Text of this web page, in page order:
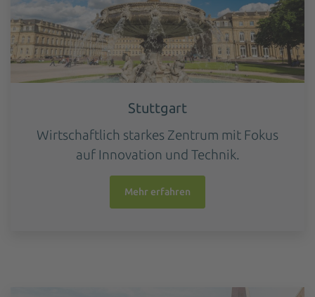
Stuttgart
Wirtschaftlich starkes Zentrum mit Fokus
auf Innovation und Technik.
Mehr erfahren